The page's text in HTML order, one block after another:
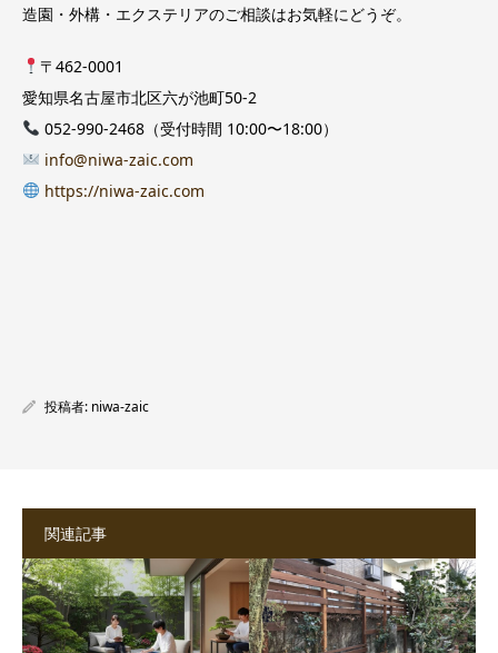
造園・外構・エクステリアのご相談はお気軽にどうぞ。
〒462-0001
愛知県名古屋市北区六が池町50-2
052-990-2468（受付時間 10:00〜18:00）
info@niwa-zaic.com
https://niwa-zaic.com
投稿者: niwa-zaic
関連記事